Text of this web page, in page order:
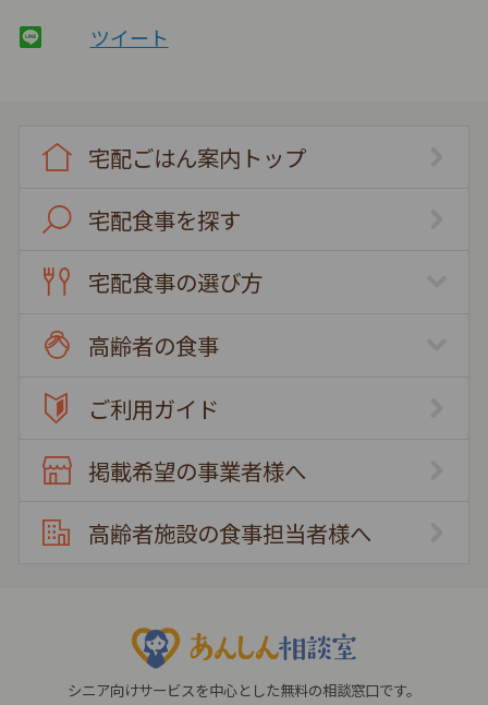
ツイート
宅配ごはん案内トップ
宅配食事を探す
宅配食事の選び方
高齢者の食事
ご利用ガイド
掲載希望の事業者様へ
高齢者施設の食事担当者様へ
シニア向けサービスを中心とした無料の相談窓口です。